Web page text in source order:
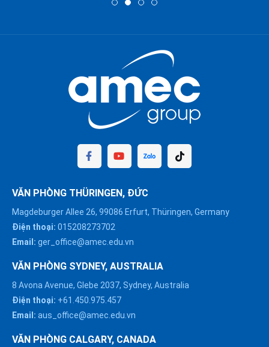
VĂN PHÒNG THÜRINGEN, ĐỨC
Magdeburger Allee 26, 99086 Erfurt, Thüringen, Germany
Điện thoại: 015208273702
Email: ger_office@amec.edu.vn
VĂN PHÒNG SYDNEY, AUSTRALIA
8 Avona Avenue, Glebe 2037, Sydney, Australia
Điện thoại: +61.450.975.457
Email: aus_office@amec.edu.vn
VĂN PHÒNG CALGARY, CANADA